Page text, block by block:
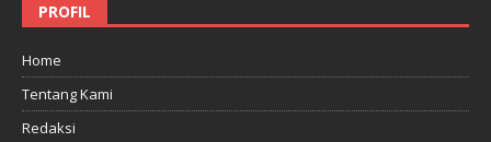
PROFIL
Home
Tentang Kami
Redaksi